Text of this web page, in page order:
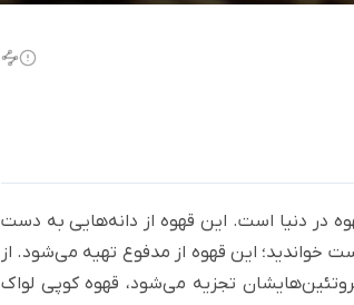
در دنیا است. این قهوه از دانه‌هایی به دست
خواندید؛ این قهوه از مدفوع تهیه می‌شود. از
تجزیه می‌شود، قهوه کوپی لواک